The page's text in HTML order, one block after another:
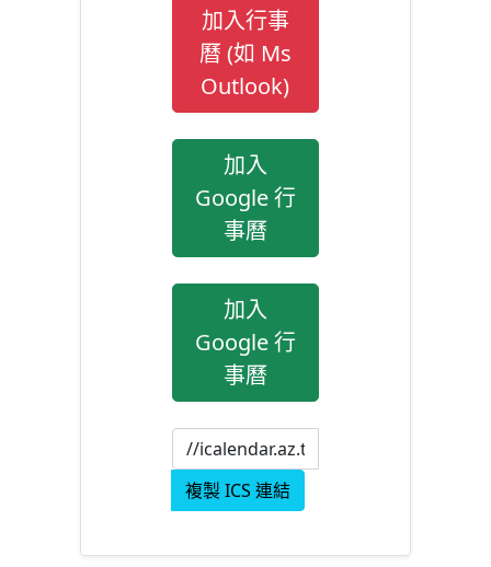
加入行事
曆 (如 Ms
Outlook)
加入
Google 行
事曆
加入
Google 行
事曆
複製 ICS 連結